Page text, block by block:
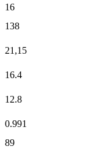
16
138
21,15
16.4
12.8
0.991
89